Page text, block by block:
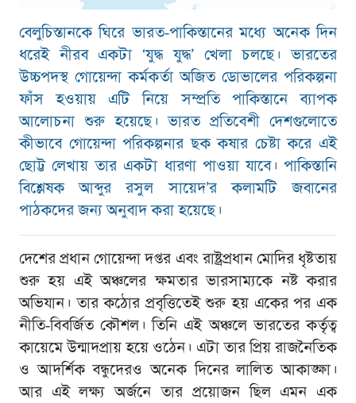
বেলুচিস্তানকে ঘিরে ভারত-পাকিস্তানের মধ্যে অনেক দিন
ধরেই নীরব একটা ‘যুদ্ধ যুদ্ধ’ খেলা চলছে। ভারতের
উচ্চপদস্থ গোয়েন্দা কর্মকর্তা অজিত ডোভালের পরিকল্পনা
ফাঁস হওয়ায় এটি নিয়ে সম্প্রতি পাকিস্তানে ব্যাপক
আলোচনা শুরু হয়েছে। ভারত প্রতিবেশী দেশগুলোতে
কীভাবে গোয়েন্দা পরিকল্পনার ছক কষার চেষ্টা করে এই
ছোট্ট লেখায় তার একটা ধারণা পাওয়া যাবে। পাকিস্তানি
বিশ্লেষক আব্দুর রসুল সায়েদ’র কলামটি জবানের
পাঠকদের জন্য অনুবাদ করা হয়েছে।
দেশের প্রধান গোয়েন্দা দপ্তর এবং রাষ্ট্রপ্রধান মোদির ধৃষ্টতায়
শুরু হয় এই অঞ্চলের ক্ষমতার ভারসাম্যকে নষ্ট করার
অভিযান। তার কঠোর প্রবৃত্তিতেই শুরু হয় একের পর এক
নীতি-বিবর্জিত কৌশল। তিনি এই অঞ্চলে ভারতের কর্তৃত্ব
কায়েমে ‍উন্মাদপ্রায় হয়ে ওঠেন। এটা তার প্রিয় রাজনৈতিক
ও আদর্শিক বন্ধুদেরও অনেক দিনের লালিত আকাঙ্ক্ষা।
আর এই লক্ষ্য অর্জনে তার প্রয়োজন ছিল এমন এক